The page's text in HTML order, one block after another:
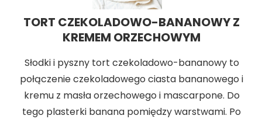
TORT CZEKOLADOWO-BANANOWY Z
KREMEM ORZECHOWYM
Słodki i pyszny tort czekoladowo-bananowy to
połączenie czekoladowego ciasta bananowego i
kremu z masła orzechowego i mascarpone. Do
tego plasterki banana pomiędzy warstwami. Po